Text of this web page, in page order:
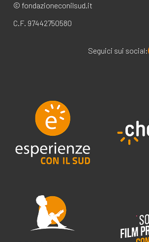
© fondazioneconilsud.it
C.F. 97442750580
Seguici sui social: